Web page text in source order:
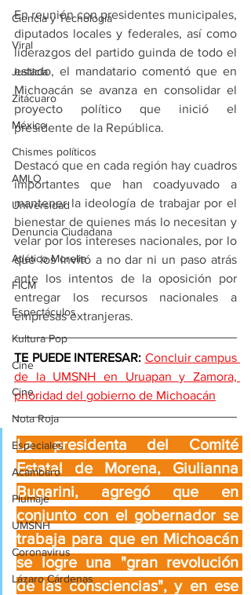
Ciencia y Tecnología
Viral
Justicia
Zitácuaro
México
Chismes políticos
AMLO
Universidad
Denuncia Ciudadana
Atlético Morelia
FICM
Espectáculos
Kultura Pop
Cine
Cine
Nota Roja
Especiales
Acámbaro
Plumaje
UMSNH
Coronavirus
Lázaro Cárdenas
En reunión con presidentes municipales,
diputados locales y federales, así como
liderazgos del partido guinda de todo el
estado, el mandatario comentó que en
Michoacán se avanza en consolidar el
proyecto político que inició el
presidente de la República.
Destacó que en cada región hay cuadros
importantes que han coadyuvado a
mantener la ideología de trabajar por el
bienestar de quienes más lo necesitan y
velar por los intereses nacionales, por lo
que los invitó a no dar ni un paso atrás
ante los intentos de la oposición por
entregar los recursos nacionales a
empresas extranjeras.
TE PUEDE INTERESAR: Concluir campus
de la UMSNH en Uruapan y Zamora,
prioridad del gobierno de Michoacán
La presidenta del Comité
Estatal de Morena, Giulianna
Bugarini, agregó que en
conjunto con el gobernador se
trabaja para que en Michoacán
se logre una "gran revolución
de las consciencias", y en ese